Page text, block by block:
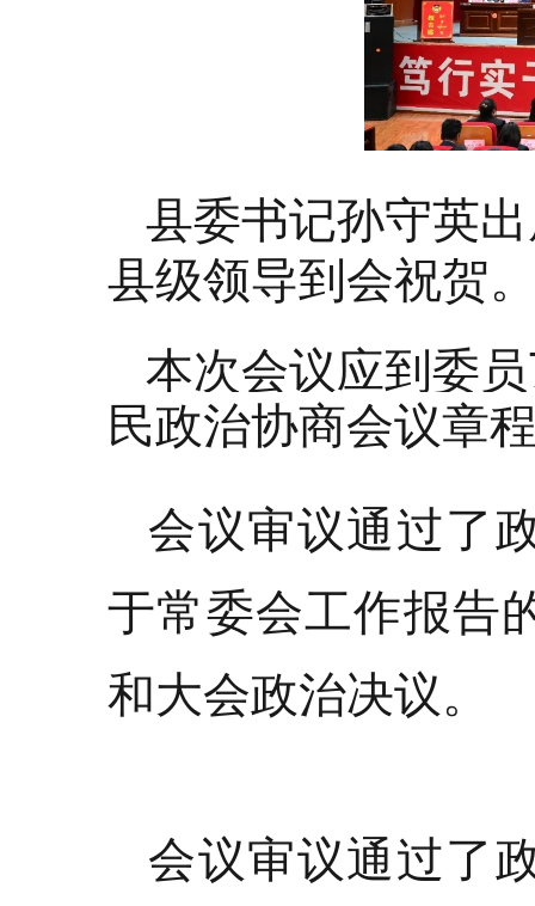
县委书记孙守英
县级领导到会祝贺
本次会议应到委
民政治协商会议章
会议审议通过了
于常委会工作报告
和大会政治决议。
会议审议通过了